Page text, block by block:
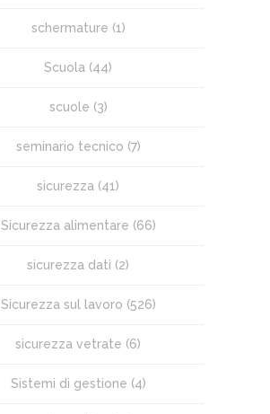
schermature (1)
Scuola (44)
scuole (3)
seminario tecnico (7)
sicurezza (41)
Sicurezza alimentare (66)
sicurezza dati (2)
Sicurezza sul lavoro (526)
sicurezza vetrate (6)
Sistemi di gestione (4)